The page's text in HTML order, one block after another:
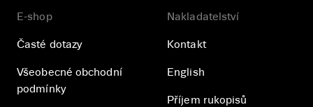
E-shop
Časté dotazy
Všeobecné obchodní
podmínky
Nakladatelství
Kontakt
English
Příjem rukopisů